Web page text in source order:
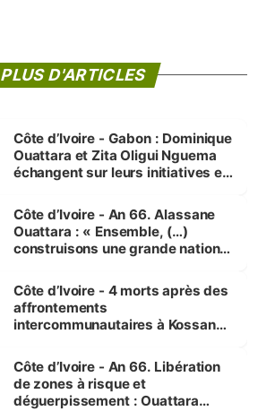
PLUS D'ARTICLES
Côte d’Ivoire - Gabon : Dominique
Ouattara et Zita Oligui Nguema
échangent sur leurs initiatives en
enfants
Côte d’Ivoire - An 66. Alassane
Ouattara : « Ensemble, (…)
construisons une grande nation
générations futures »
Côte d’Ivoire - 4 morts après des
affrontements
intercommunautaires à Kossandji
milieu des sinistrés
Côte d’Ivoire - An 66. Libération
de zones à risque et
déguerpissement : Ouattara